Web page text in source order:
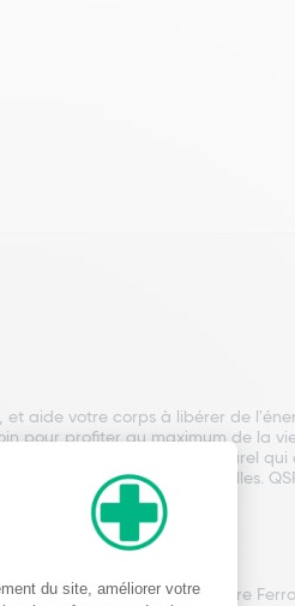
aide votre corps à libérer de
pour profiter au maximum de la
complément alimentaire naturel
millénaires au Pays de Galles.
Les compléments alimentaire